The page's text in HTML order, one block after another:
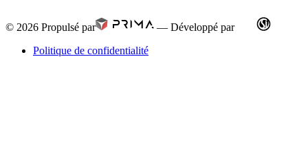
© 2026 Propulsé par — Développé par
Politique de confidentialité